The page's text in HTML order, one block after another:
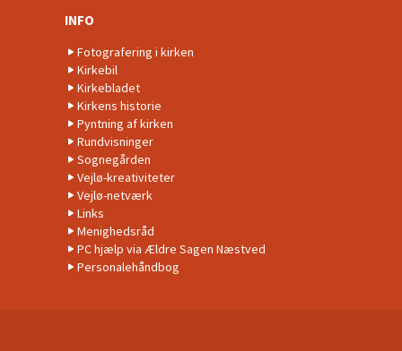
INFO
Fotografering i kirken
Kirkebil
Kirkebladet
Kirkens historie
Pyntning af kirken
Rundvisninger
Sognegården
Vejlø-kreativiteter
Vejlø-netværk
Links
Menighedsråd
PC hjælp via Ældre Sagen Næstved
Personalehåndbog